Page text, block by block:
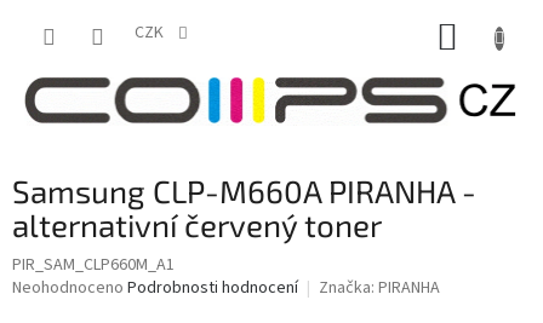
CZK
Samsung CLP-M660A PIRANHA -
alternativní červený toner
PIR_SAM_CLP660M_A1
Průměrné
Neohodnoceno Podrobnosti hodnocení Značka: PIRANHA